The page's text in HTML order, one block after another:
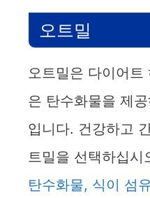
오트밀
오트밀은 다이어트
은 탄수화물을 제
입니다. 건강하고
트밀을 선택하십시
탄수화물, 식이 섬